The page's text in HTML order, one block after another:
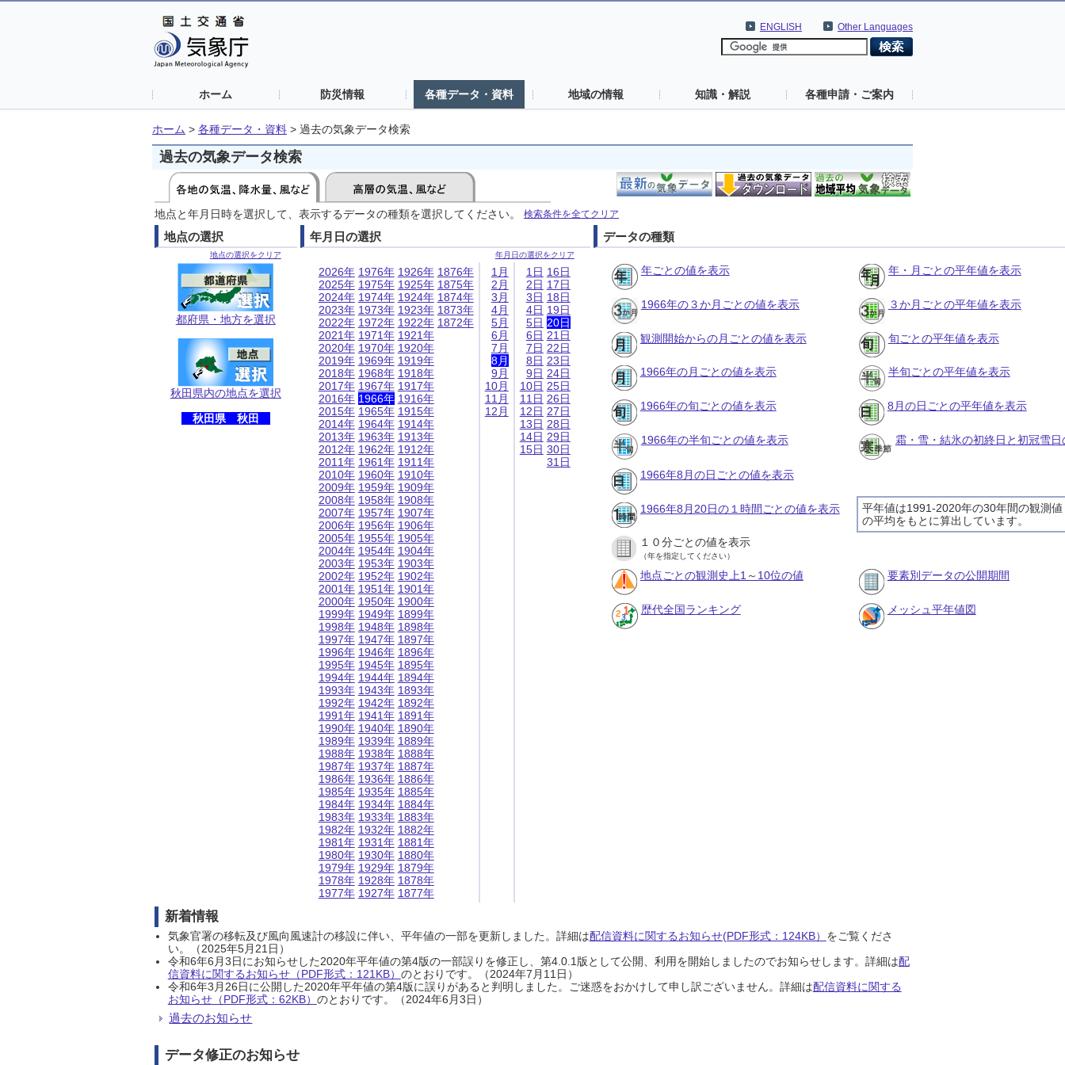
Other Languages
ENGLISH
ホーム 防災情報 各種データ・資料 地域の情報 知識・解説 各種申請・ご案内
ホーム > 各種データ・資料 > 過去の気象データ検索
過去の気象データ検索
地点と年月日時を選択して、表示するデータの種類を選択してください。 検索条件を全てクリア
地点の選択
地点の選択をクリア
都府県・地方を選択
秋田県内の地点を選択
秋田県 秋田
年月日の選択
年月日の選択をクリア
2026年
2025年
2024年
2023年
2022年
2021年
2020年
2019年
2018年
2017年
2016年
2015年
2014年
2013年
2012年
2011年
2010年
2009年
2008年
2007年
2006年
2005年
2004年
2003年
2002年
2001年
2000年
1999年
1998年
1997年
1996年
1995年
1994年
1993年
1992年
1991年
1990年
1989年
1988年
1987年
1986年
1985年
1984年
1983年
1982年
1981年
1980年
1979年
1978年
1977年
1976年
1975年
1974年
1973年
1972年
1971年
1970年
1969年
1968年
1967年
1966年
1965年
1964年
1963年
1962年
1961年
1960年
1959年
1958年
1957年
1956年
1955年
1954年
1953年
1952年
1951年
1950年
1949年
1948年
1947年
1946年
1945年
1944年
1943年
1942年
1941年
1940年
1939年
1938年
1937年
1936年
1935年
1934年
1933年
1932年
1931年
1930年
1929年
1928年
1927年
1926年
1925年
1924年
1923年
1922年
1921年
1920年
1919年
1918年
1917年
1916年
1915年
1914年
1913年
1912年
1911年
1910年
1909年
1908年
1907年
1906年
1905年
1904年
1903年
1902年
1901年
1900年
1899年
1898年
1897年
1896年
1895年
1894年
1893年
1892年
1891年
1890年
1889年
1888年
1887年
1886年
1885年
1884年
1883年
1882年
1881年
1880年
1879年
1878年
1877年
1876年
1875年
1874年
1873年
1872年
1月
2月
3月
4月
5月
6月
7月
8月
9月
10月
11月
12月
1日
2日
3日
4日
5日
6日
7日
8日
9日
10日
11日
12日
13日
14日
15日
16日
17日
18日
19日
20日
21日
22日
23日
24日
25日
26日
27日
28日
29日
30日
31日
データの種類
年ごとの値を表示 年・月ごとの平年値を表示
1966年の３か月ごとの値を表示 ３か月ごとの平年値を表示
観測開始からの月ごとの値を表示 旬ごとの平年値を表示
1966年の月ごとの値を表示 半旬ごとの平年値を表示
1966年の旬ごとの値を表示 8月の日ごとの平年値を表示
1966年の半旬ごとの値を表示 霜・雪・結氷の初終日と初冠雪
1966年8月の日ごとの値を表示
平年値は1991-2020年の30年間の観測値
の平均をもとに算出しています。
1966年8月20日の１時間ごとの値を表示
１０分ごとの値を表示
（年を指定してください）
地点ごとの観測史上1～10位の値 要素別データの公開期間
歴代全国ランキング メッシュ平年値図
新着情報
気象官署の移転及び風向風速計の移設に伴い、平年値の一部を更新しました。詳細は配信資料に関するお知らせ(PDF形式：124KB） をご覧くださ
い。（2025年5月21日）
令和6年6月3日にお知らせした2020年平年値の第4版の一部誤りを修正し、第4.0.1版として公開、利用を開始しましたのでお知らせします。詳細は配
信資料に関するお知らせ（PDF形式：121KB） のとおりです。（2024年7月11日）
令和6年3月26日に公開した2020年平年値の第4版に誤りがあると判明しました。ご迷惑をおかけして申し訳ございません。詳細は配信資料に関する
お知らせ（PDF形式：62KB） のとおりです。（2024年6月3日）
過去のお知らせ
データ修正のお知らせ